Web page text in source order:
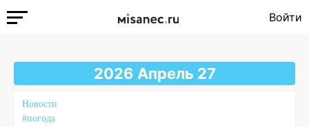
Войти
2026 Апрель 27
Новости
#погода